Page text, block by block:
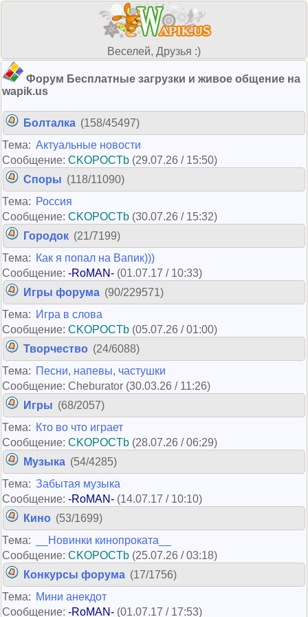
Веселей, Друзья :)
Форум Бесплатные загрузки и живое общение на
wapik.us
Болталка (158/45497)
Тема: Актуальные новости
Сообщение: CKOPOCTb (29.07.26 / 15:50)
Споры (118/11090)
Тема: Россия
Сообщение: CKOPOCTb (30.07.26 / 15:32)
Городок (21/7199)
Тема: Как я попал на Вапик)))
Сообщение: -RoMAN- (01.07.17 / 10:33)
Игры форума (90/229571)
Тема: Игра в слова
Сообщение: CKOPOCTb (05.07.26 / 01:00)
Творчество (24/6088)
Тема: Песни, напевы, частушки
Сообщение: Cheburator (30.03.26 / 11:26)
Игры (68/2057)
Тема: Кто во что играет
Сообщение: CKOPOCTb (28.07.26 / 06:29)
Музыка (54/4285)
Тема: Забытая музыка
Сообщение: -RoMAN- (14.07.17 / 10:10)
Кино (53/1699)
Тема:
__Новинки кинопроката__
Сообщение: CKOPOCTb (25.07.26 / 03:18)
Конкурсы форума (17/1756)
Тема: Мини анекдот
Сообщение: -RoMAN- (01.07.17 / 17:53)